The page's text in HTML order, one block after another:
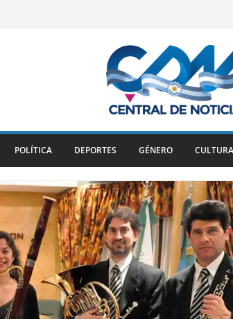
POLÍTICA DEPORTES GÉNERO CULTURA